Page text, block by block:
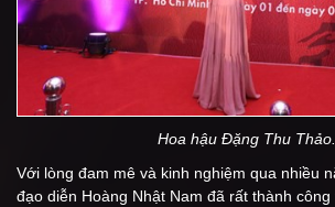
Hoa hậu Đặng Thu Thảo.
Với lòng đam mê và kinh nghiệm qua nhiều
đạo diễn Hoàng Nhật Nam đã rất thành